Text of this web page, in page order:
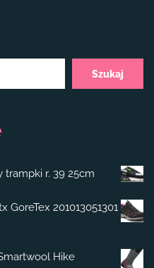
Szukaj
trampki r. 39 25cm
201013051301
Hike